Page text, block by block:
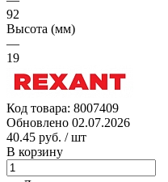
92
Высота (мм)
—
19
Код товара: 8007409
Обновлено 02.07.2026
40.45 руб. / шт
В корзину